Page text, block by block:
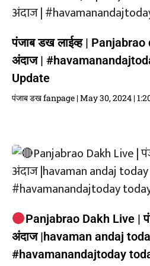
पंजाब डख लाईव्ह | Panjabrao
अंदाज |
Update
पंजाब डख fanpage May 30, 2024
Panjabrao Dakh Live |
अंदाज |havaman andaj
#havamanandajtoday